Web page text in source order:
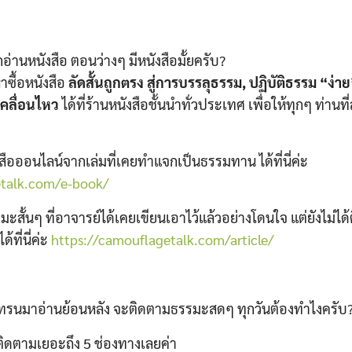
อ่านหนังสือ ตอนว่างๆ มีหนังสือมั้ยครับ?
ซื้อหนังสือ ลัดสั้นถูกตรง สู่การบรรลุธรรม, ปฏิบัติธรรม “ง่า
ลื่อนไหวได้ที่ร้านหนังสือชั้นนำทั่วประเทศ เพื่อให้ทุกๆ ท่าน
อออนไลน์จากเล่มที่เคยทำแจกเป็นธรรมทาน ได้ที่นี่ค่ะ
e-book/
ะสั้นๆ ที่อาจารย์ได้เคยเขียนเอาไว้แล้วอย่างโดนใจ แต่ยังไม่
ด้ที่นี่ค่ะ https://camouflagetalk.com/article/
รนมาอ่านย้อนหลัง จะติดตามธรรมะสดๆ ทุกวันต้องทำไงครับ
ตามเยอะถึง 5 ช่องทางเลยค่า